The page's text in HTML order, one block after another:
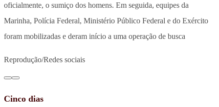
oficialmente, o sumiço dos homens. Em seguida, equipes da
Marinha, Polícia Federal, Ministério Público Federal e do Exército
foram mobilizadas e deram início a uma operação de busca
Reprodução/Redes sociais
Cinco dias